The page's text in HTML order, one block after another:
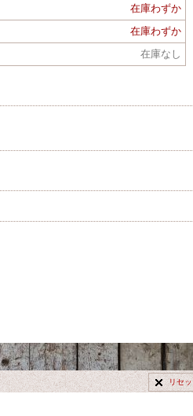
在庫わずか
在庫わずか
在庫なし
リセッ